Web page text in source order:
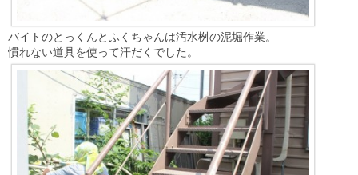
バイトのとっくんとふくちゃんは汚水桝の泥堀作業。
慣れない道具を使って汗だくでした。